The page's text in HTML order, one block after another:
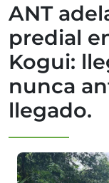
ANT
predial
Kogui:
nunca
llegado.
Imagen